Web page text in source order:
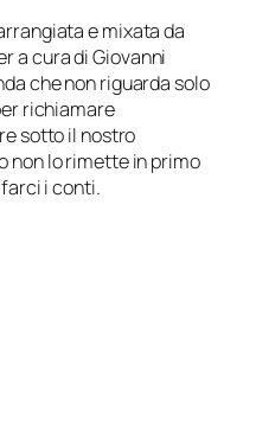
e mixata da
a cura di Giovanni
che non riguarda solo
richiamare
sotto il nostro
non lo rimette in primo
i conti.